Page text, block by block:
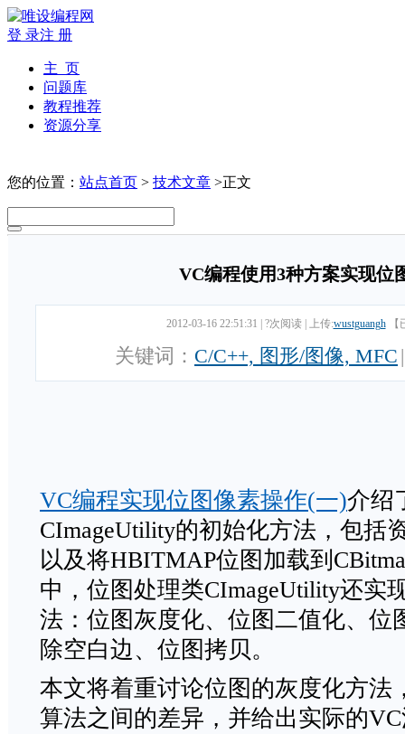
登 录注 册
主 页
问题库
教程推荐
资源分享
您的位置： 站点首页 > 技术文章 >正文
VC编程使用3种方案实现位
2012-03-16 22:51:31 ?次阅读 上传:wustguangh
关键词： C/C++, 图形/图像, MFC |
VC编程实现位图像素操作(一)介绍
CImageUtility的初始化方法，包括
以及将HBITMAP位图加载到
中，位图处理类CImageUtility还实
法：位图灰度化、位图二值化、位
除空白边、位图拷贝。
本文将着重讨论位图的灰度化方法
算法之间的差异，并给出实际的